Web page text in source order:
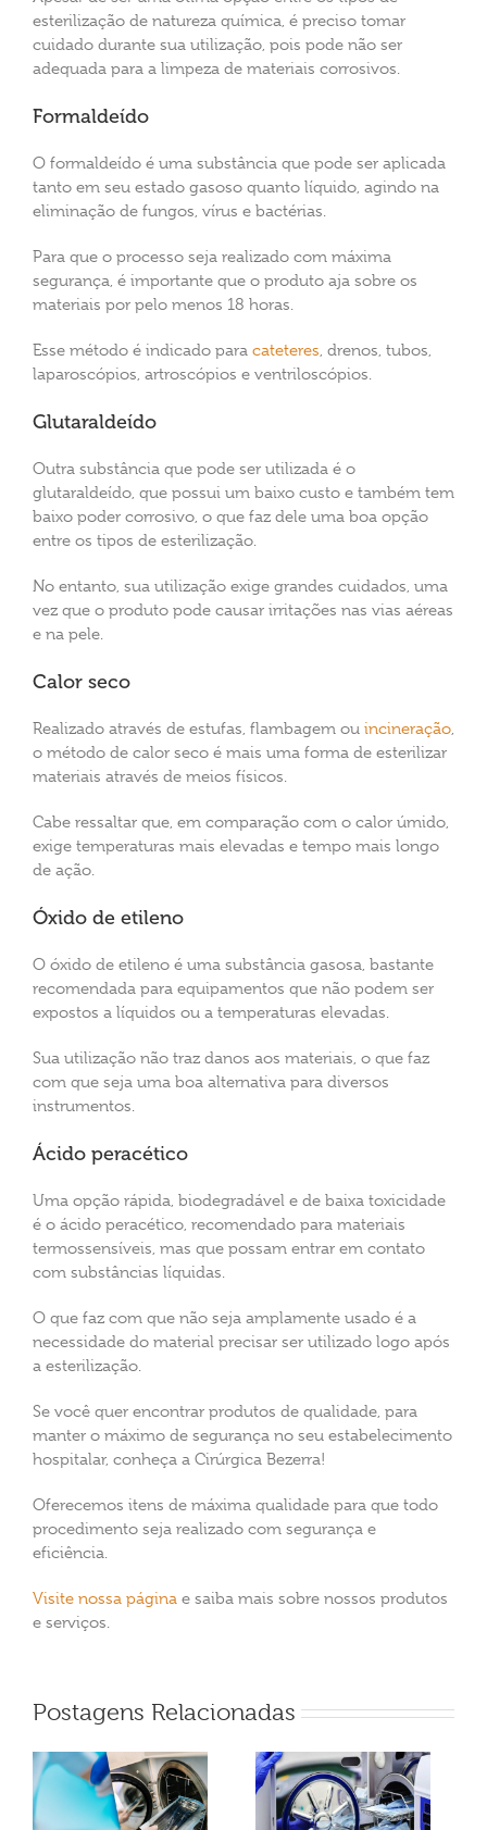
esterilização de natureza química, é preciso tomar
cuidado durante sua utilização, pois pode não ser
adequada para a limpeza de materiais corrosivos.
Formaldeído
O formaldeído é uma substância que pode ser aplicada
tanto em seu estado gasoso quanto líquido, agindo na
eliminação de fungos, vírus e bactérias.
Para que o processo seja realizado com máxima
segurança, é importante que o produto aja sobre os
materiais por pelo menos 18 horas.
Esse método é indicado para cateteres, drenos, tubos,
laparoscópios, artroscópios e ventriloscópios.
Glutaraldeído
Outra substância que pode ser utilizada é o
glutaraldeído, que possui um baixo custo e também tem
baixo poder corrosivo, o que faz dele uma boa opção
entre os tipos de esterilização.
No entanto, sua utilização exige grandes cuidados, uma
vez que o produto pode causar irritações nas vias aéreas
e na pele.
Calor seco
Realizado através de estufas, flambagem ou incineração,
o método de calor seco é mais uma forma de esterilizar
materiais através de meios físicos.
Cabe ressaltar que, em comparação com o calor úmido,
exige temperaturas mais elevadas e tempo mais longo
de ação.
Óxido de etileno
O óxido de etileno é uma substância gasosa, bastante
recomendada para equipamentos que não podem ser
expostos a líquidos ou a temperaturas elevadas.
Sua utilização não traz danos aos materiais, o que faz
com que seja uma boa alternativa para diversos
instrumentos.
Ácido peracético
Uma opção rápida, biodegradável e de baixa toxicidade
é o ácido peracético, recomendado para materiais
termossensíveis, mas que possam entrar em contato
com substâncias líquidas.
O que faz com que não seja amplamente usado é a
necessidade do material precisar ser utilizado logo após
a esterilização.
Se você quer encontrar produtos de qualidade, para
manter o máximo de segurança no seu estabelecimento
hospitalar, conheça a Cirúrgica Bezerra!
Oferecemos itens de máxima qualidade para que todo
procedimento seja realizado com segurança e
eficiência.
Visite nossa página e saiba mais sobre nossos produtos
e serviços.
Postagens Relacionadas
Qual a real